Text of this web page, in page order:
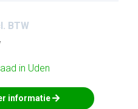
BTW
in Uden
informatie